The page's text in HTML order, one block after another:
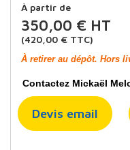
À partir de
350,00 € HT
(420,00 € TTC)
À retirer au dépôt. Hors
Contactez Mickaël
Devis email